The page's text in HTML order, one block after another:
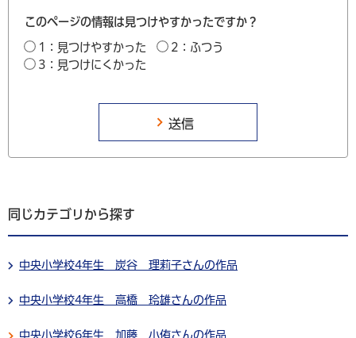
このページの情報は見つけやすかったですか？
1：見つけやすかった
2：ふつう
3：見つけにくかった
同じカテゴリから探す
中央小学校4年生 炭谷 理莉子さんの作品
中央小学校4年生 高橋 玲雄さんの作品
中央小学校6年生 加藤 小侑さんの作品